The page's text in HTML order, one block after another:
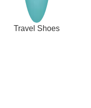
Travel Shoes